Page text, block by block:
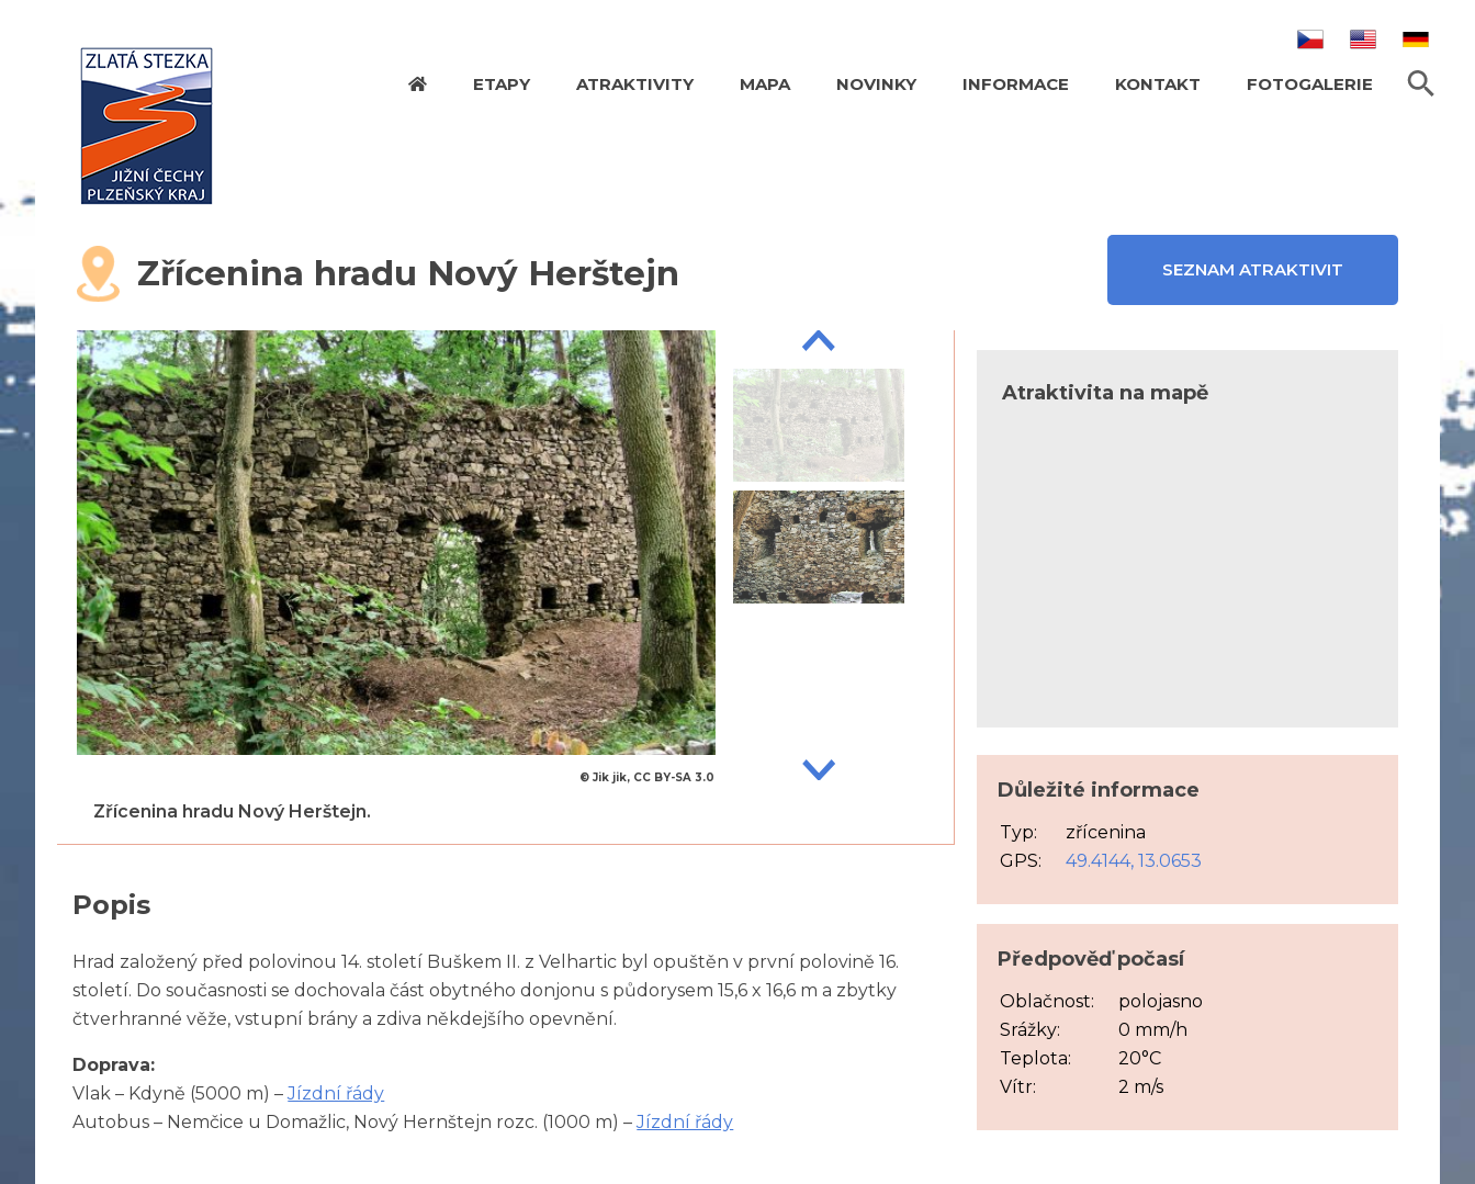
ETAPY ATRAKTIVITY MAPA NOVINKY INFORMACE KONTAKT FOTOGALERIE
HLEDAT TEXT
Zřícenina hradu Nový Herštejn SEZNAM ATRAKTIVIT
© Jik jik, CC BY-SA 3.0
Zřícenina hradu Nový Herštejn.
Popis
Hrad založený před polovinou 14. století Buškem II. z Velhartic byl opuštěn v první polovině 16.
století. Do současnosti se dochovala část obytného donjonu s půdorysem 15,6 x 16,6 m a zbytky
čtverhranné věže, vstupní brány a zdiva někdejšího opevnění.
Doprava:
Vlak – Kdyně (5000 m) –Jízdní řády
Autobus – Nemčice u Domažlic, Nový Hernštejn rozc. (1000 m) –Jízdní řády
Atraktivita na mapě
Důležité informace
Typ:
zřícenina
GPS:
49.4144, 13.0653
Předpověď počasí
Oblačnost:
polojasno
Srážky:
0 mm/h
Teplota:
20°C
Vítr:
2 m/s